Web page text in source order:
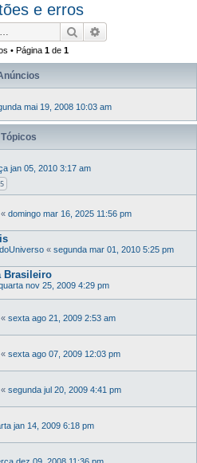
i
r
e erros
Pesquisar
• Página 1 de 1
mai 19, 2008 10:03 am
Tópicos
jan 05, 2010 3:17 am
5
« domingo mar 16, 2025 11:56 pm
« segunda mar 01, 2010 5:25 pm
Brasileiro
nov 25, 2009 4:29 pm
« sexta ago 21, 2009 2:53 am
« sexta ago 07, 2009 12:03 pm
« segunda jul 20, 2009 4:41 pm
jan 14, 2009 6:18 pm